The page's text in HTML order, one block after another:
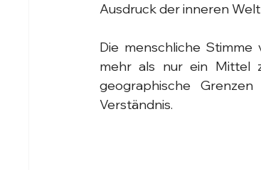
Ausdruck der inneren
Die menschliche
mehr als nur ein Mittel
geographische
Verständnis.